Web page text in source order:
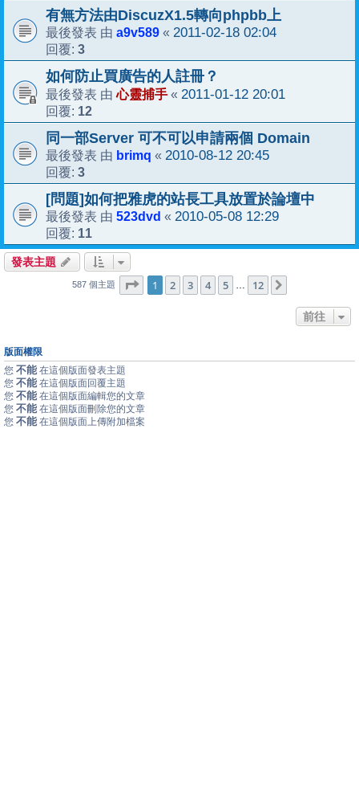
有無方法由DiscuzX1.5轉向phpbb上
最後發表 由 a9v589 « 2011-02-18 02:04
回覆: 3
如何防止買廣告的人註冊？
最後發表 由心靈捕手 « 2011-01-12 20:01
回覆: 12
同一部Server 可不可以申請兩個 Domain
最後發表 由 brimq « 2010-08-12 20:45
回覆: 3
[問題]如何把雅虎的站長工具放置於論壇中
最後發表 由 523dvd « 2010-05-08 12:29
回覆: 11
發表主題
587 個主題 第1 頁 (共 12頁)
1 2 3 4 5 … 12
前往
版面權限
您 不能 在這個版面發表主題
您 不能 在這個版面回覆主題
您 不能 在這個版面編輯您的文章
您 不能 在這個版面刪除您的文章
您 不能 在這個版面上傳附加檔案